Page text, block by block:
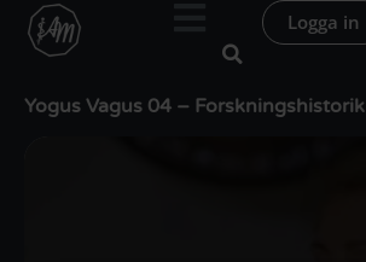
Hoppa
Logga in
Yogus Vagus 04 – Forskningshistorik